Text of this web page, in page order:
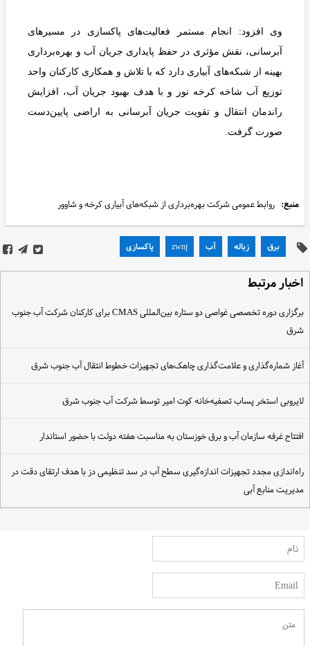
وی افزود: انجام مستمر فعالیت‌های پاکسازی در مسیرهای
آبرسانی، نقش مؤثری در حفظ پایداری جریان آب و بهره‌برداری
بهینه از شبکه‌های آبیاری دارد کهبا تلاش و همکاری کارکنان واحد
توزیع آب شاخه کرخه نور و با هدف بهبود جریان آب، افزایش
راندمان انتقال و تقویت جریان آبرسانی به اراضی پایین‌دست
صورت گرفت.
منبع: روابط عمومی شرکت بهره‌برداری از شبکه‌های آبیاری کرخه و شاوور
برق زباله آب zwnj پاکسازی
اخبار مرتبط
برگزاری دوره تخصصی غواصی دو ستاره بین‌المللی CMAS برای کارکنان شرکت آب جنوب
شرق
آغاز شماره‌گذاری و علامت‌گذاری چاهک‌های تجهیزات خطوط انتقال آب جنوب شرق
لایروبی استخر پساب تصفیه‌خانه کوت امیر توسط شرکت آب جنوب شرق
افتتاح غرفه سازمان آب و برق خوزستان به مناسبت هفته دولت با حضور استاندار
راه‌اندازی مجدد تجهیزات اندازه‌گیری سطح آب در سد تنظیمی دز با هدف ارتقای دقت در
مدیریت منابع آبی